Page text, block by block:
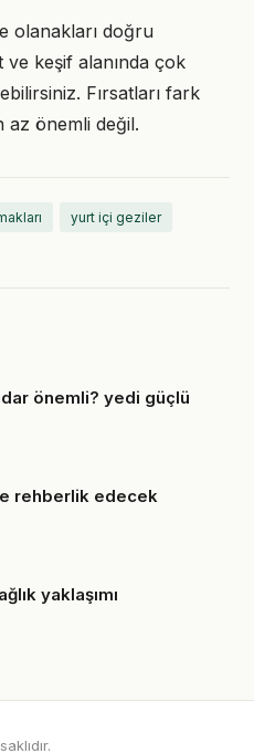
olanakları doğru
keşif alanında çok
Fırsatları fark
az önemli değil.
yurt içi geziler
önemli? yedi güçlü
rehberlik edecek
yaklaşımı